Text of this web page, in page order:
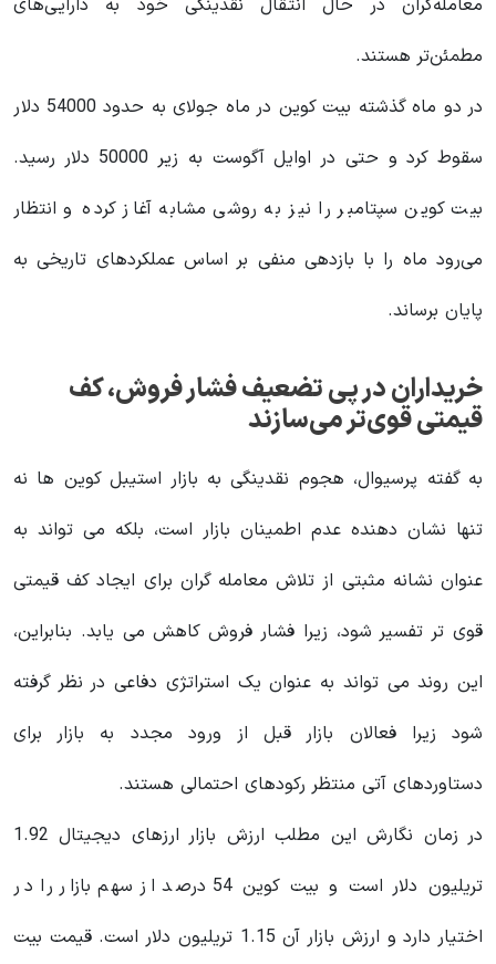
مطمئن‌تر هستند.
در دو ماه گذشته بیت کوین در ماه جولای به حدود 54000 دلار
سقوط کرد و حتی در اوایل آگوست به زیر 50000 دلار رسید.
بیت کوین سپتامبر را نیز به روشی مشابه آغاز کرده و انتظار
می‌رود ماه را با بازدهی منفی بر اساس عملکردهای تاریخی به
پایان برساند.
خریداران در پی تضعیف فشار فروش، کف
قیمتی قوی‌تر می‌سازند
به گفته پرسیوال، هجوم نقدینگی به بازار استیبل کوین ها نه
تنها نشان دهنده عدم اطمینان بازار است، بلکه می تواند به
عنوان نشانه مثبتی از تلاش معامله گران برای ایجاد کف قیمتی
قوی تر تفسیر شود، زیرا فشار فروش کاهش می یابد. بنابراین،
این روند می تواند به عنوان یک استراتژی دفاعی در نظر گرفته
شود زیرا فعالان بازار قبل از ورود مجدد به بازار برای
دستاوردهای آتی منتظر رکودهای احتمالی هستند.
در زمان نگارش این مطلب ارزش بازار ارزهای دیجیتال 1.92
تریلیون دلار است و بیت کوین 54 درصد از سهم بازار را در
اختیار دارد و ارزش بازار آن 1.15 تریلیون دلار است. قیمت بیت